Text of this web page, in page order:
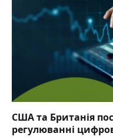
США та Британія
регулюванні